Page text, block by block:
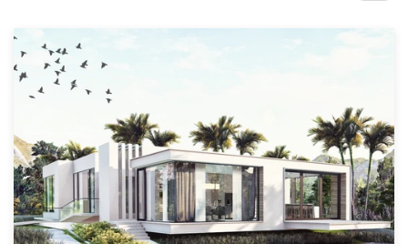
Concursos de diseño
Proyectos 1-1
Encontrar un diseñador
Descubra la inspiración
99designs Studio